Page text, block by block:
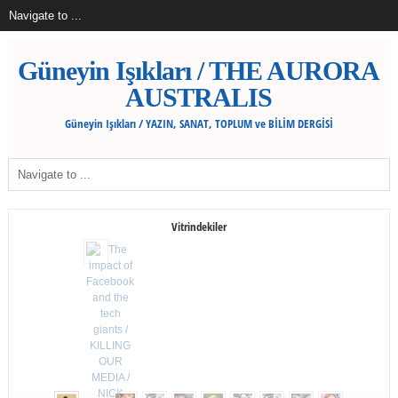
Güneyin Işıkları / THE AURORA
AUSTRALIS
Güneyin Işıkları / YAZIN, SANAT, TOPLUM ve BİLİM DERGİSİ
Vitrindekiler